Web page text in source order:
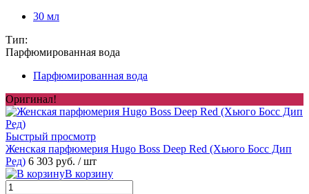
30 мл
Тип:
Парфюмированная вода
Парфюмированная вода
Оригинал!
Быстрый просмотр
Женская парфюмерия Hugo Boss Deep Red (Хьюго Босс Дип
Ред) 6 303 руб. / шт
В корзину